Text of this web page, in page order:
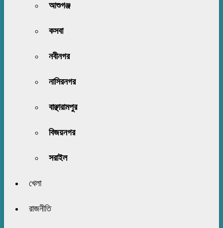
আশুগঞ্জ
কসবা
নবীনগর
নাসিরনগর
বাঞ্ছারামপুর
বিজয়নগর
সরাইল
খেলা
রাজনীতি